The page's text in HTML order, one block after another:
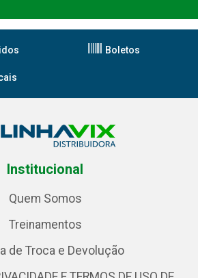
Boletos
Institucional
Quem Somos
Treinamentos
de Troca e Devolução